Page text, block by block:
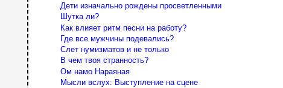
Дети изначально рождены просветленными
Шутка ли?
Как влияет ритм песни на работу?
Где все мужчины подевались?
Слет нумизматов и не только
В чем твоя странность?
Ом намо Нараяная
Мысли вслух: Выступление на сцене